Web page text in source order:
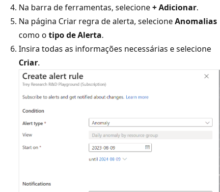
Na barra de ferramentas, selecione+ Adicionar.
Na página Criar regra de alerta, selecioneAnomalias
como o tipo de Alerta.
Insira todas as informações necessárias e selecione
Criar.